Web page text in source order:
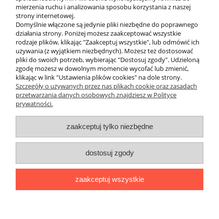
Konserwacja skafandrów: Szampony do neoprenu usuwające sól i
zapachy oraz woski i smary do suwaków w suchych skafandrach.
Serwis i naprawa: Smary silikonowe do o-ringów oraz legendarne
kleje Aquasure do szybkich napraw.
Regularne stosowanie profesjonalnej chemii to inwestycja, która
zwraca się w postaci bezawaryjnego działania sprzętu przez wiele
lat.
O nas
Obsługa klienta
Pomoc
mierzenia ruchu i analizowania sposobu korzystania z naszej
strony internetowej.
Domyślnie włączone są jedynie pliki niezbędne do poprawnego
działania strony. Poniżej możesz zaakceptować wszystkie
rodzaje plików, klikając "Zaakceptuj wszystkie", lub odmówić ich
używania (z wyjątkiem niezbędnych). Możesz też dostosować
pliki do swoich potrzeb, wybierając "Dostosuj zgody". Udzieloną
zgodę możesz w dowolnym momencie wycofać lub zmienić,
klikając w link "Ustawienia plików cookies" na dole strony.
Szczegóły o używanych przez nas plikach cookie oraz zasadach
przetwarzania danych osobowych znajdziesz w Polityce
prywatności.
zaakceptuj tylko niezbędne
dostosuj zgody
zaakceptuj wszystkie